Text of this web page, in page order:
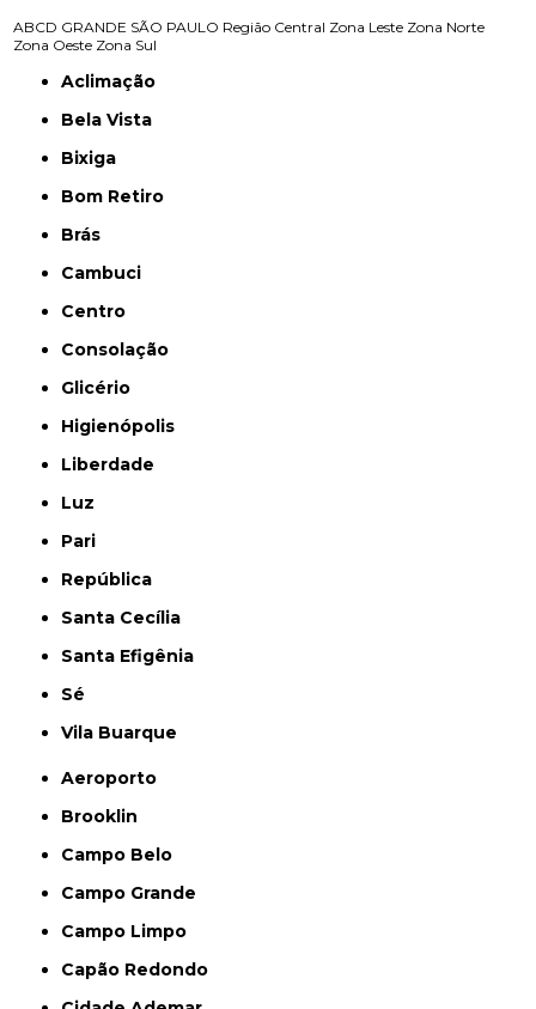
ABCD GRANDE SÃO PAULO Região Central Zona Leste Zona Norte
Zona Oeste Zona Sul
Aclimação
Bela Vista
Bixiga
Bom Retiro
Brás
Cambuci
Centro
Consolação
Glicério
Higienópolis
Liberdade
Luz
Pari
República
Santa Cecília
Santa Efigênia
Sé
Vila Buarque
Aeroporto
Brooklin
Campo Belo
Campo Grande
Campo Limpo
Capão Redondo